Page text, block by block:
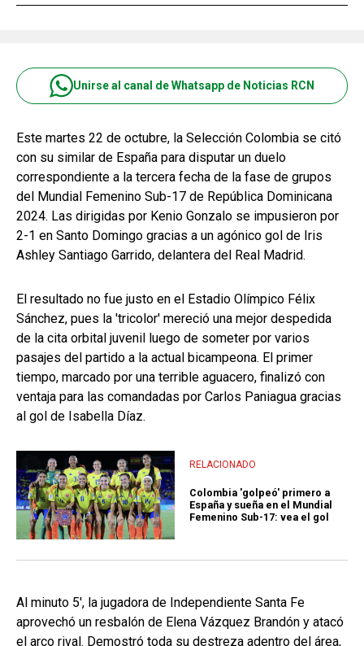
Unirse al canal de Whatsapp de Noticias RCN
Este martes 22 de octubre, la Selección Colombia se citó
con su similar de España para disputar un duelo
correspondiente a la tercera fecha de la fase de grupos
del Mundial Femenino Sub-17 de República Dominicana
2024. Las dirigidas por Kenio Gonzalo se impusieron por
2-1 en Santo Domingo gracias a un agónico gol de Iris
Ashley Santiago Garrido, delantera del Real Madrid.
El resultado no fue justo en el Estadio Olímpico Félix
Sánchez, pues la 'tricolor' mereció una mejor despedida
de la cita orbital juvenil luego de someter por varios
pasajes del partido a la actual bicampeona. El primer
tiempo, marcado por una terrible aguacero, finalizó con
ventaja para las comandadas por Carlos Paniagua gracias
al gol de Isabella Díaz.
RELACIONADO
Colombia 'golpeó' primero a
España y sueña en el Mundial
Femenino Sub-17: vea el gol
Al minuto 5', la jugadora de Independiente Santa Fe
aprovechó un resbalón de Elena Vázquez Brandón y atacó
el arco rival. Demostró toda su destreza adentro del área,